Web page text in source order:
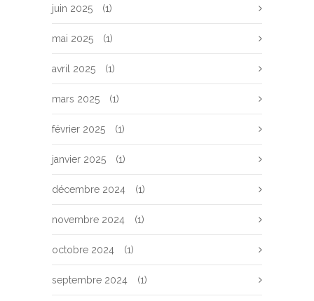
juin 2025 (1)
mai 2025 (1)
avril 2025 (1)
mars 2025 (1)
février 2025 (1)
janvier 2025 (1)
décembre 2024 (1)
novembre 2024 (1)
octobre 2024 (1)
septembre 2024 (1)